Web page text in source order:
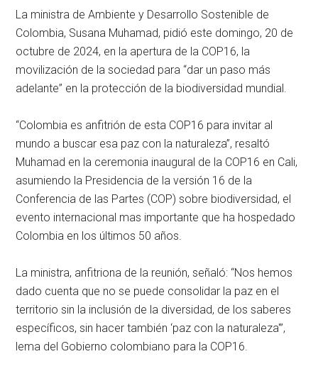
La ministra de Ambiente y Desarrollo Sostenible de
Colombia, Susana Muhamad, pidió este domingo, 20 de
octubre de 2024, en la apertura de la COP16, la
movilización de la sociedad para “dar un paso más
adelante” en la protección de la biodiversidad mundial.
“Colombia es anfitrión de esta COP16 para invitar al
mundo a buscar esa paz con la naturaleza”, resaltó
Muhamad en la ceremonia inaugural de la COP16 en Cali,
asumiendo la Presidencia de la versión 16 de la
Conferencia de las Partes (COP) sobre biodiversidad, el
evento internacional mas importante que ha hospedado
Colombia en los últimos 50 años.
La ministra, anfitriona de la reunión, señaló: “Nos hemos
dado cuenta que no se puede consolidar la paz en el
territorio sin la inclusión de la diversidad, de los saberes
específicos, sin hacer también ‘paz con la naturaleza'”,
lema del Gobierno colombiano para la COP16.